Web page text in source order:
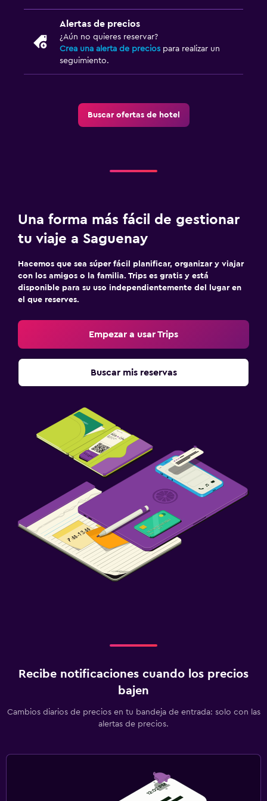
Estacionamiento y transporte
Carga de vehículos eléctricos
Estacionamiento privado
Habitación
Sofá cama
Zona de trabajo
Ideal para familias
Cuna/cama nido disponibles
Piscina y spa
Bañera de hidromasaje
Alertas de precios
¿Aún no quieres reservar?
Crea una alerta de precios para realizar un
seguimiento.
Buscar ofertas de hotel
Una forma más fácil de gestionar
tu viaje a Saguenay
Hacemos que sea súper fácil planificar, organizar y viajar
con los amigos o la familia. Trips es gratis y está
disponible para su uso independientemente del lugar en
el que reserves.
Empezar a usar Trips
Buscar mis reservas
Recibe notificaciones cuando los precios
bajen
Cambios diarios de precios en tu bandeja de entrada: solo con las
alertas de precios.